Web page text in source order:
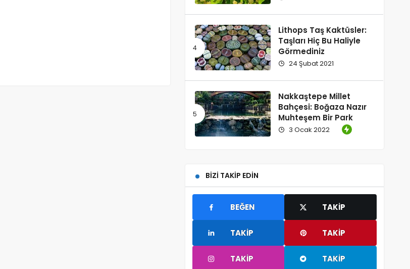
Lithops Taş Kaktüsler:
Taşları Hiç Bu Haliyle
Görmediniz
24 Şubat 2021
Nakkaştepe Millet
Bahçesi: Boğaza Nazır
Muhteşem Bir Park
3 Ocak 2022
BIZI TAKIP EDIN
BEĞEN TAKIP
TAKIP TAKIP
TAKIP TAKIP